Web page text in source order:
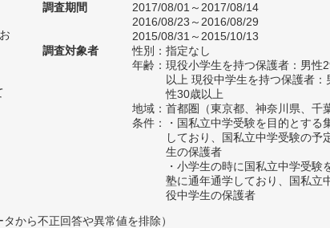
調査期間
2017/08/01～2017/08/14
2016/08/23～2016/08/29
2015/08/31～2015/10/13
調査対象者
性別：指定なし
年齢：現役小学生を持つ保護者：男性
以上 現役中学生を持つ保護者
性30歳以上
地域：首都圏（東京都、神奈川県、千
条件：・国私立中学受験を目的とする
しており、国私立中学受験の予
生の保護者
・小学生の時に国私立中学受験
塾に通年通学しており、国私立
役中学生の保護者
から不正回答や異常値を排除）